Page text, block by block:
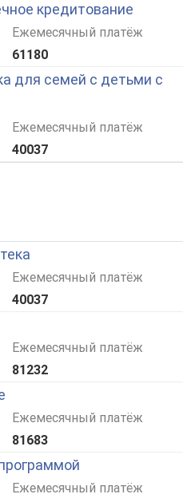
кредитование
Ежемесячный платёж
61180
для семей с детьми с
Ежемесячный платёж
40037
Ежемесячный платёж
40037
Ежемесячный платёж
81232
Ежемесячный платёж
81683
Ежемесячный платёж